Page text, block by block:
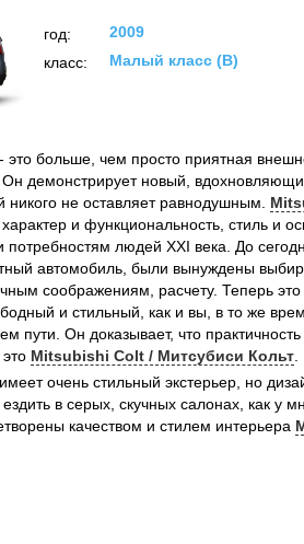
год:
2009
класс:
Малый класс (B)
это больше, чем просто приятная
Он демонстрирует новый,
никого не оставляет равнодушным.
и функциональность, стиль и
потребностям людей XXI века. До
автомобиль, были вынуждены
соображениям, расчету. Теперь
и стильный, как и вы, в то же
пути. Он доказывает, что практичность
Mitsubishi Colt / Митсубиси Кольт
очень стильный экстерьер, но
в серых, скучных салонах, как у
качеством и стилем интерьера